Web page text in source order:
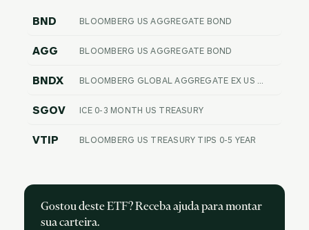
BND BLOOMBERG US AGGREGATE BOND
AGG BLOOMBERG US AGGREGATE BOND
BNDX
SGOV ICE 0-3 MONTH US TREASURY
VTIP BLOOMBERG US TREASURY TIPS 0-5 YEAR
Gostou deste ETF? Receba ajuda para montar
sua carteira.